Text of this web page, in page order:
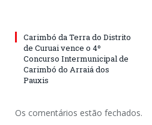
Carimbó da Terra do Distrito
de Curuai vence o 4º
Concurso Intermunicipal de
Carimbó do Arraiá dos
Pauxis
Os comentários estão fechados.